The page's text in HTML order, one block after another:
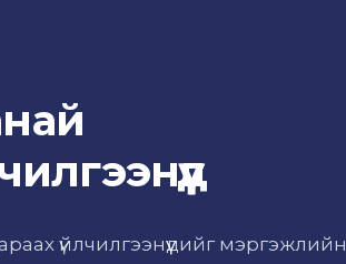
үйлчилгээнүүдийг мэргэжлийн